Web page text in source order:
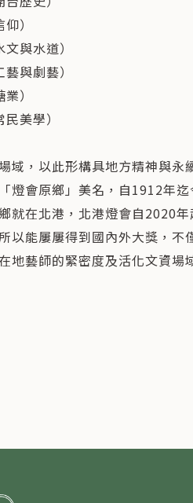
）
與水道）
與劇藝）
）
美學）
域，以此形構具地方精神與永
燈會原鄉」美名，自1912年迄
就在北港，北港燈會自2020年
以能屢屢得到國內外大獎，不
地藝師的緊密度及活化文資場